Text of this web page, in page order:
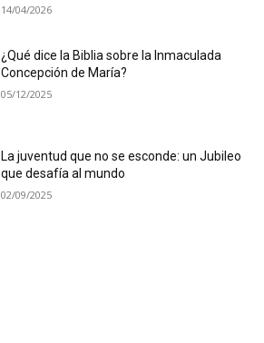
14/04/2026
¿Qué dice la Biblia sobre la Inmaculada
Concepción de María?
05/12/2025
La juventud que no se esconde: un Jubileo
que desafía al mundo
02/09/2025